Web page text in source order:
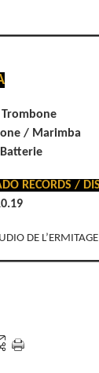
/ Marimba
RECORDS /
DE L’ERMITAGE